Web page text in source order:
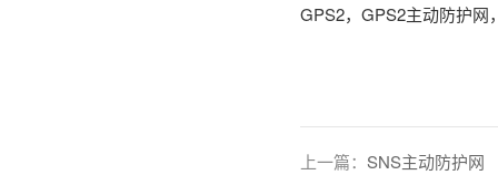
GPS2， GPS2主动防护网
上一篇： SNS主动防护网